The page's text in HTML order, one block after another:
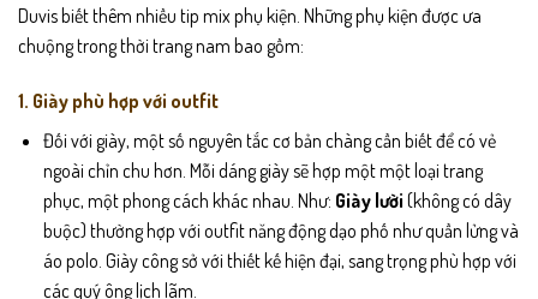
Duvis biết thêm nhiều tip mix phụ kiện. Những phụ kiện được ưa
chuộng trong thời trang nam bao gồm:
1. Giày phù hợp với outfit
Đối với giày, một số nguyên tắc cơ bản chàng cần biết để có vẻ
ngoài chỉn chu hơn. Mỗi dáng giày sẽ hợp một một loại trang
phục, một phong cách khác nhau. Như: Giày lười (không có dây
buộc) thường hợp với outfit năng động dạo phố như quần lửng và
áo polo. Giày công sở với thiết kế hiện đại, sang trọng phù hợp với
các quý ông lịch lãm.